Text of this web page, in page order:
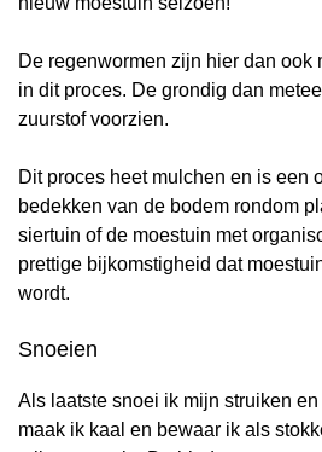
De regenwormen zijn hier dan ook
in dit proces. De grondig dan
zuurstof voorzien.
Dit proces heet mulchen en is een
bedekken van de bodem rondom
siertuin of de moestuin met
prettige bijkomstigheid dat
wordt.
Snoeien
Als laatste snoei ik mijn struiken
maak ik kaal en bewaar ik als